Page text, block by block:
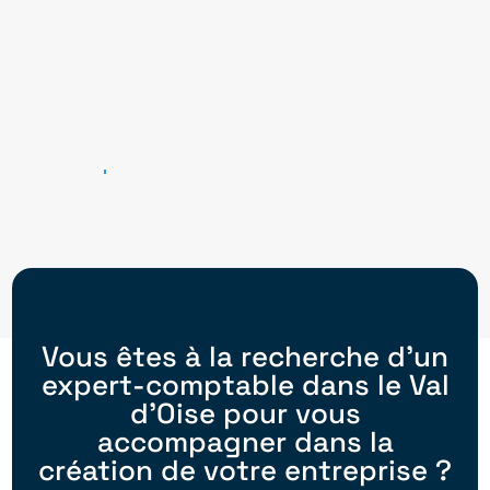
Vous êtes à la recherche d’un
expert-comptable dans le Val
d’Oise pour vous
accompagner dans la
création de votre entreprise ?